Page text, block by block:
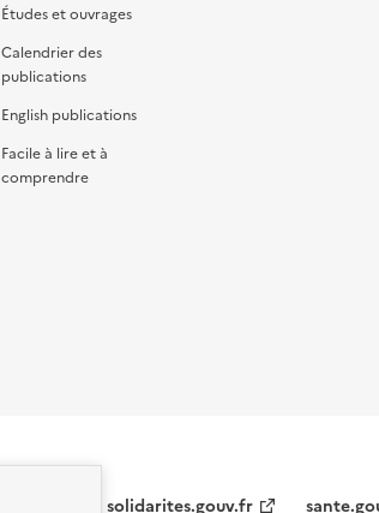
Études et ouvrages
Calendrier des
publications
English publications
Facile à lire et à
comprendre
solidarites.gouv.fr